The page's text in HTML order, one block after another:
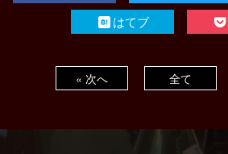
はてブ
« 次へ 全て